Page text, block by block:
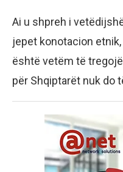
Ai u shpreh i
jepet konotacion
është vetëm të
për Shqiptarët nuk do